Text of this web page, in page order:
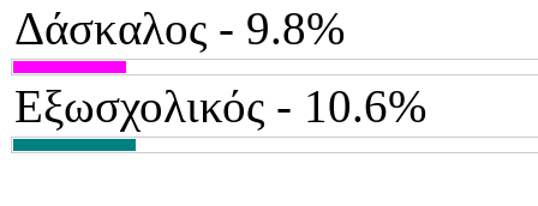
Δάσκαλος - 9.8%
Εξωσχολικός - 10.6%